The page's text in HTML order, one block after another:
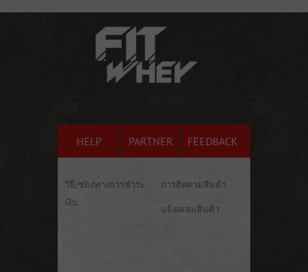
HELP PARTNER FEEDBACK
วิธี/ช่องทางการชำระ
เงิน
การติดตามสินค้า
แจ้งเคลมสินค้า